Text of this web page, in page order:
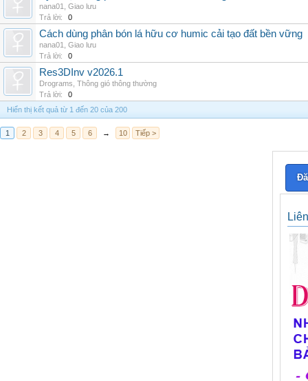
nana01
Giao lưu
Trả lời:
0
Cách dùng phân bón lá hữu cơ humic cải tạo đất bền vững
nana01
Giao lưu
Trả lời:
0
Res3DInv v2026.1
Drograms Thông gió thông thường
Trả lời:
0
Hiển thị kết quả từ 1 đến 20 của 200
1 2 3 4 5 6 → 10 Tiếp >